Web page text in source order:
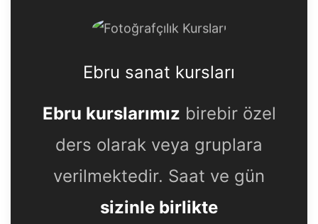
Ebru sanat kursları
Ebru kurslarımız birebir özel
ders olarak veya gruplara
verilmektedir. Saat ve gün
sizinle birlikte